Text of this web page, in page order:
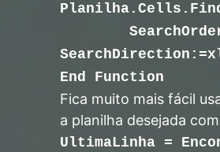
End Function
Fica muito mais fácil
a planilha desejada
UltimaLinha =